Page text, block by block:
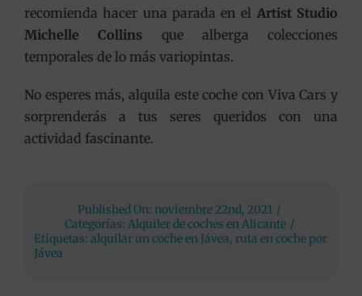
recomienda hacer una parada en el Artist Studio
Michelle Collins que alberga colecciones
temporales de lo más variopintas.
No esperes más, alquila este coche con Viva Cars y
sorprenderás a tus seres queridos con una
actividad fascinante.
Published On: noviembre 22nd, 2021 /
Categorías: Alquiler de coches en Alicante /
Etiquetas: alquilar un coche en Jávea, ruta en coche por
Jávea